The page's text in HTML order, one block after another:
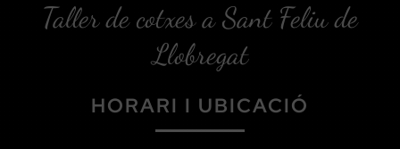
Taller de cotxes a Sant Feliu de
Llobregat
HORARI I UBICACIÓ